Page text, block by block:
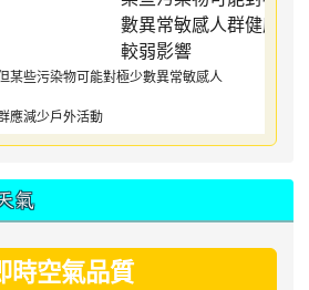
某些污染物可能對極少數異常敏感人
應減少戶外活動
氣
時空氣品質